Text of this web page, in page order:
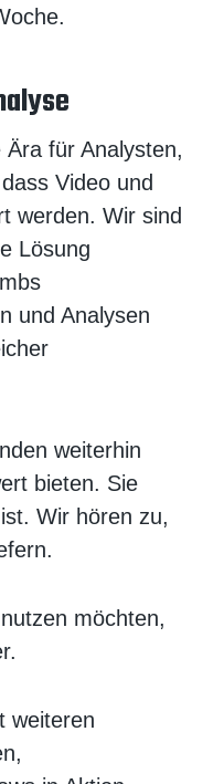
für Analysten,
Video und
werden. Wir sind
Lösung
und Analysen
weiterhin
bieten. Sie
Wir hören zu,
möchten,
weiteren